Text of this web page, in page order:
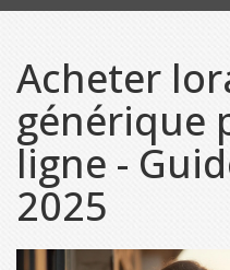
Acheter
générique
ligne -
2025